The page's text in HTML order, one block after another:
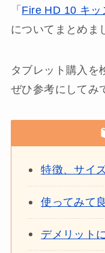
「 Fire HD 10 キッ
についてまとめま
タブレット購入を
ぜひ参考にしてみ
特徴、サイ
使ってみて
デメリット